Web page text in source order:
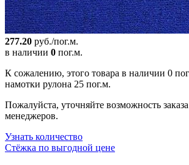
277.20 руб./пог.м.
в наличии 0 пог.м.
К сожалению, этого товара в наличии 0
намотки рулона 25 пог.м.
Пожалуйста, уточняйте возможность
менеджеров.
Узнать количество
Стёжка по выгодной цене